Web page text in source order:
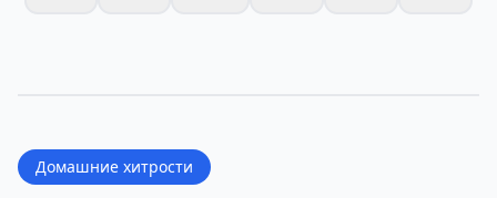
Домашние хитрости